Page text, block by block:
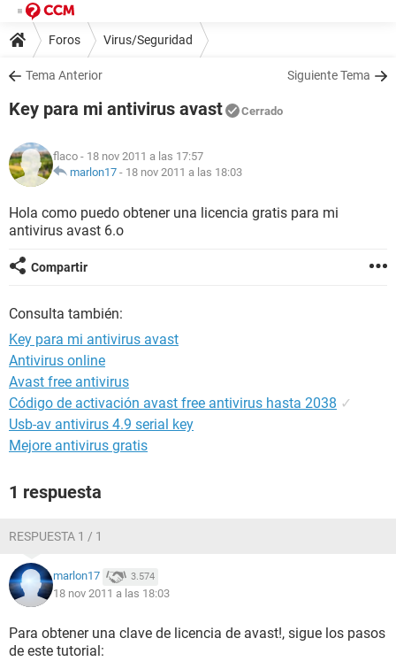
Foros Virus/Seguridad
Tema Anterior Siguiente Tema
Key para mi antivirus avast Cerrado
flaco - 18 nov 2011 a las 17:57
marlon17 - 18 nov 2011 a las 18:03
Hola como puedo obtener una licencia gratis para mi
antivirus avast 6.o
Compartir
Consulta también:
Key para mi antivirus avast
Antivirus online
Avast free antivirus
Código de activación avast free antivirus hasta 2038 ✓
Usb-av antivirus 4.9 serial key
Mejore antivirus gratis
1 respuesta
RESPUESTA 1 / 1
marlon17 3.574
18 nov 2011 a las 18:03
Para obtener una clave de licencia de avast!, sigue los pasos
de este tutorial: